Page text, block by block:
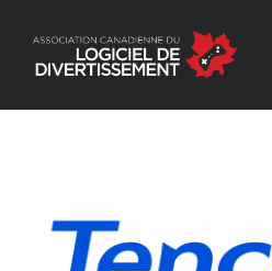
content
Confiance et sécurité